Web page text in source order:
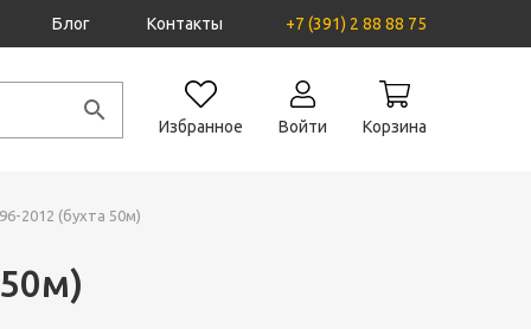
Блог Контакты +7 (391) 2 88 88 75
Избранное Войти Корзина
2012 (бухта 50м)